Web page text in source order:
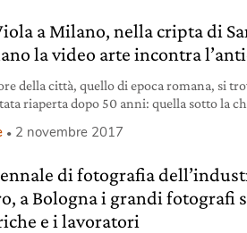
a Milano, nella cripta di
la video arte incontra
della città, quello di epoca romana, si
riaperta dopo 50 anni: quella sotto la
Milano dove adesso sono esposte fino al
2 novembre 2017
di fotografia
a Bologna i grandi fotografi
e i lavoratori